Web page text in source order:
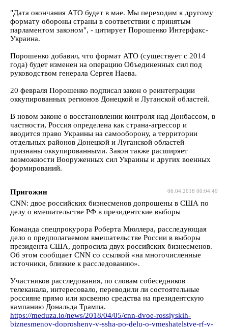
"Дата окончания АТО будет в мае. Мы переходим к другому
формату обороны страны в соответствии с принятым
парламентом законом", - цитирует Порошенко Интерфакс-
Украина.
Порошенко добавил, что формат АТО (существует с 2014
года) будет изменен на операцию Объединенных сил под
руководством генерала Сергея Наева.
20 февраля Порошенко подписал закон о реинтеграции
оккупированных регионов Донецкой и Луганской областей.
В новом законе о восстановлении контроля над Донбассом, в
частности, Россия определена как страна-агрессор и
вводится право Украины на самооборону, а территории
отдельных районов Донецкой и Луганской областей
признаны оккупированными. Закон также расширяет
возможности Вооруженных сил Украины и других военных
формирований.
06.04.2018 00:04:49
Пригожин
CNN: двое российских бизнесменов допрошены в США по
делу о вмешательстве РФ в президентские выборы
Команда спецпрокурора Роберта Мюллера, расследующая
дело о предполагаемом вмешательстве России в выборы
президента США, допросила двух российских бизнесменов.
Об этом сообщает CNN со ссылкой «на многочисленные
источники, близкие к расследованию».
Участников расследования, по словам собеседников
телеканала, интересовало, переводили ли состоятельные
россияне прямо или косвенно средства на президентскую
кампанию Дональда Трампа.
https://meduza.io/news/2018/04/05/cnn-dvoe-rossiyskih-
biznesmenov-doprosheny-v-ssha-po-delu-o-vmeshatelstve-rf-v-